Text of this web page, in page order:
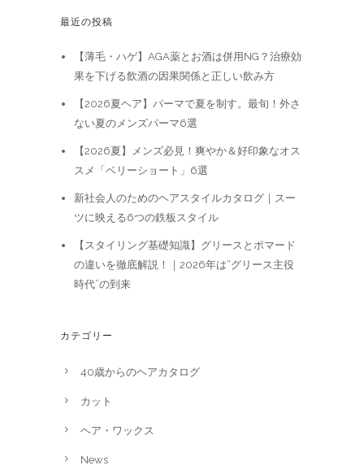
最近の投稿
【薄毛・ハゲ】AGA薬とお酒は併用NG？治療効
果を下げる飲酒の因果関係と正しい飲み方
【2026夏ヘア】パーマで夏を制す。最旬！外さ
ない夏のメンズパーマ6選
【2026夏】メンズ必見！爽やか＆好印象なオス
スメ「ベリーショート」6選
新社会人のためのヘアスタイルカタログ｜スー
ツに映える6つの鉄板スタイル
【スタイリング基礎知識】グリースとポマード
の違いを徹底解説！｜2026年は“グリース主役
時代”の到来
カテゴリー
40歳からのヘアカタログ
カット
ヘア・ワックス
News